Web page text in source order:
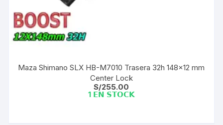
Maza Shimano SLX HB-M7010 Trasera 32h 148×12 mm
Center Lock
S/255.00
1 𝗘𝗡 𝗦𝗧𝗢𝗖𝗞